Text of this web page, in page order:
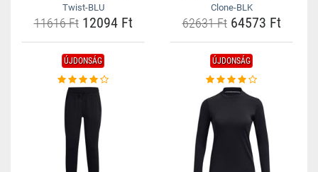
Twist-BLU
11616 Ft12094 Ft
Clone-BLK
62631 Ft64573 Ft
ÚJDONSÁG ÚJDONSÁG